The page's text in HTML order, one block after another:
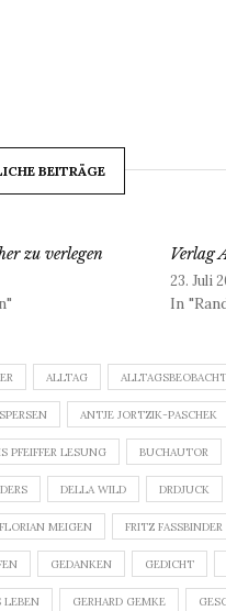
BEITRÄGE
zu verlegen Verlag
23. Juli
In
ALLTAG
ANTJE JORTZIK-PASCHEK
PFEIFFER LESUNG BUCHAUTOR
DELLA WILD DRDJUCK
FLORIAN MEIGEN FRITZ FASSBINDER
GEDANKEN GEDICHT
LEBEN GERHARD GEMKE